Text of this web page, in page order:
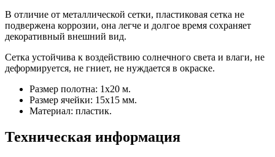
В отличие от металлической сетки, пластиковая сетка не
подвержена коррозии, она легче и долгое время сохраняет
декоративный внешний вид.
Сетка устойчива к воздействию солнечного света и влаги, не
деформируется, не гниет, не нуждается в окраске.
Размер полотна: 1х20 м.
Размер ячейки: 15х15 мм.
Материал: пластик.
Техническая информация